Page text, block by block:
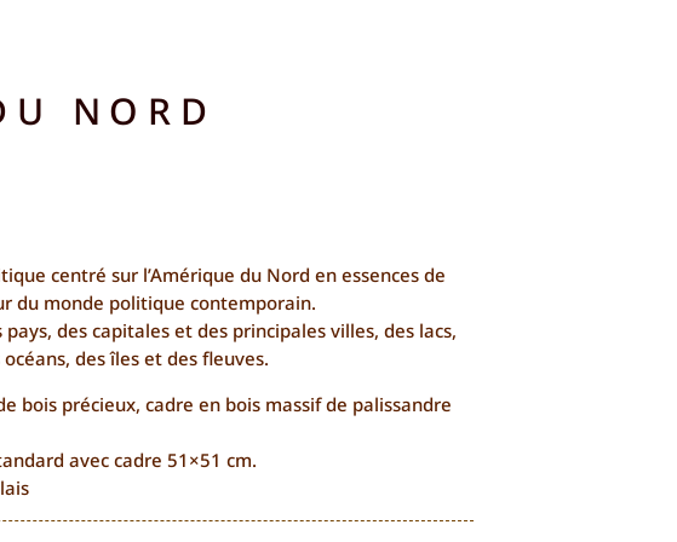
NORD
centré sur l’Amérique du Nord en essences de
du monde politique contemporain.
des capitales et des principales villes, des lacs,
des îles et des fleuves.
bois précieux, cadre en bois massif de palissandre
avec cadre 51×51 cm.